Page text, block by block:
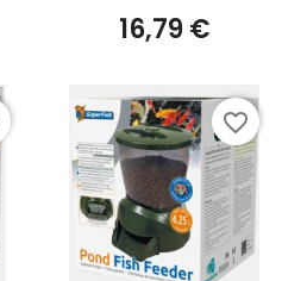
16,79 €
favorite_border